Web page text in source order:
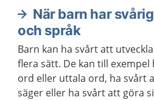
När barn har
och språk
Barn kan ha svårt att
flera sätt. De kan till
ord eller uttala ord, ha svårt
säger eller ha svårt att göra